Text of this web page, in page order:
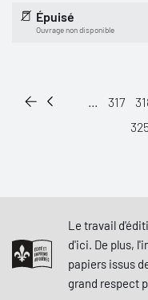
Épuisé
Ouvrage non disponible
... 317
Le travail
d'ici. De plus,
papiers issus
grand respect